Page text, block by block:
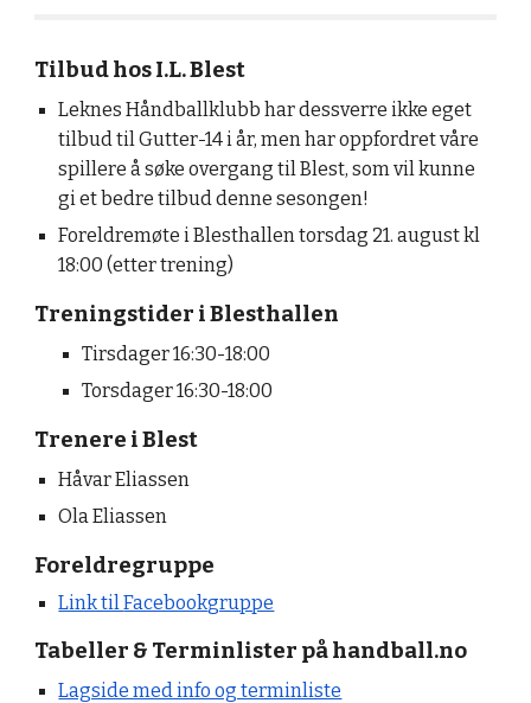
Tilbud hos I.L. Blest
Leknes Håndballklubb har dessverre ikke eget
tilbud til Gutter-14 i år, men har oppfordret våre
spillere å søke overgang til Blest, som vil kunne
gi et bedre tilbud denne sesongen!
Foreldremøte i Blesthallen torsdag 21. august kl
18:00 (etter trening)
Treningstider i Blesthallen
Tirsdager 16:30-18:00
Torsdager 16:30-18:00
Trenere i Blest
Håvar Eliassen
Ola Eliassen
Foreldregruppe
Link tilFacebookgruppe
Tabeller & Terminlister på handball.no
Lagside med info og terminliste